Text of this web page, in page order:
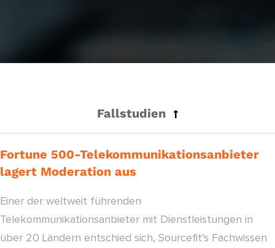
Fallstudien
Fortune 500-Telekommunikationsanbieter
lagert Moderation aus
Einer der weltweit führenden
Telekommunikationsanbieter mit Dienstleistungen in
über 20 Ländern entschied sich, Sourcefit's Fachwissen